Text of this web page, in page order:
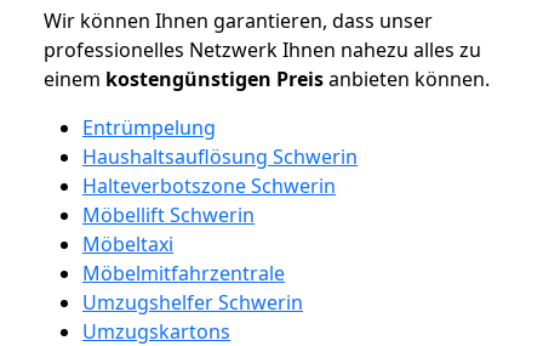
Wir können Ihnen garantieren, dass unser
professionelles Netzwerk Ihnen nahezu alles zu
einem kostengünstigen Preisanbieten können.
Entrümpelung
Haushaltsauflösung Schwerin
Halteverbotszone Schwerin
Möbellift Schwerin
Möbeltaxi
Möbelmitfahrzentrale
Umzugshelfer Schwerin
Umzugskartons